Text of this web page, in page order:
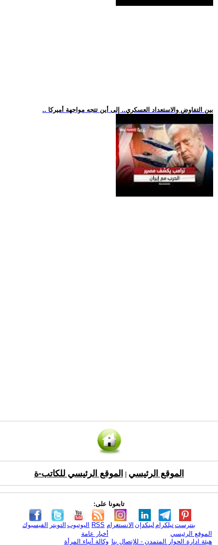
.. بين التفاوض والاستعداد العسكري.. إلى أين تتجه مواجهة أميركا
الموقع الرئيسي الموقع الرئيسي للكاتب-ة
تابعونا على:
الفيسبوك التويتر اليوتيوب RSS الانستغرام لينكدإن تيلكرامبنترست
الموقع الرئيسي
هيئة ادارة الحوار المتمدن - للإتصال بنا
أخبار عامة
وكالة أنباء المرأة